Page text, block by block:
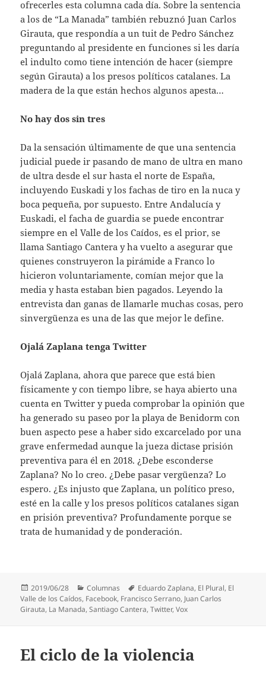
ofrecerles esta columna cada día. Sobre la sentencia
a los de “La Manada” también rebuznó Juan Carlos
Girauta, que respondía a un tuit de Pedro Sánchez
preguntando al presidente en funciones si les daría
el indulto como tiene intención de hacer (siempre
según Girauta) a los presos políticos catalanes. La
madera de la que están hechos algunos apesta…
No hay dos sin tres
Da la sensación últimamente de que una sentencia
judicial puede ir pasando de mano de ultra en mano
de ultra desde el sur hasta el norte de España,
incluyendo Euskadi y los fachas de tiro en la nuca y
boca pequeña, por supuesto. Entre Andalucía y
Euskadi, el facha de guardia se puede encontrar
siempre en el Valle de los Caídos, es el prior, se
llama Santiago Cantera y ha vuelto a asegurar que
quienes construyeron la pirámide a Franco lo
hicieron voluntariamente, comían mejor que la
media y hasta estaban bien pagados. Leyendo la
entrevista dan ganas de llamarle muchas cosas, pero
sinvergüenza es una de las que mejor le define.
Ojalá Zaplana tenga Twitter
Ojalá Zaplana, ahora que parece que está bien
físicamente y con tiempo libre, se haya abierto una
cuenta en Twitter y pueda comprobar la opinión que
ha generado su paseo por la playa de Benidorm con
buen aspecto pese a haber sido excarcelado por una
grave enfermedad aunque la jueza dictase prisión
preventiva para él en 2018. ¿Debe esconderse
Zaplana? No lo creo. ¿Debe pasar vergüenza? Lo
espero. ¿Es injusto que Zaplana, un político preso,
esté en la calle y los presos políticos catalanes sigan
en prisión preventiva? Profundamente porque se
trata de humanidad y de ponderación.
Publicado
el
2019/06/28 Categorías
Columnas Etiquetas
Eduardo Zaplana, El Plural, El
Valle de los Caídos, Facebook, Francisco Serrano, Juan Carlos
Girauta, La Manada,Santiago Cantera,Twitter,Vox
El ciclo de la violencia